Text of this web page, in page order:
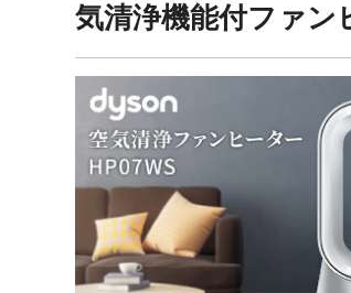
気清浄機能付ファン